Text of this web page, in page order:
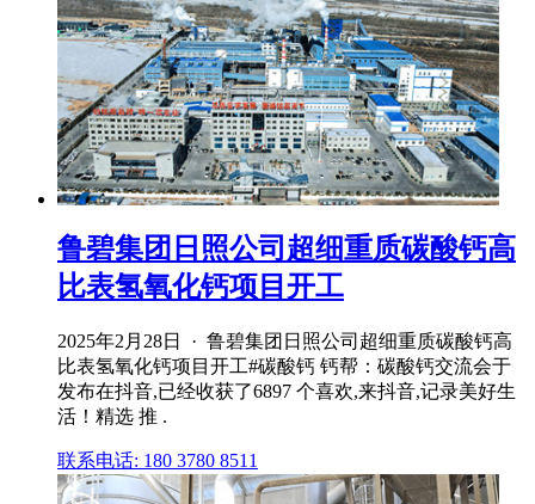
鲁碧集团日照公司超细重质碳酸钙高
比表氢氧化钙项目开工
2025年2月28日 · 鲁碧集团日照公司超细重质碳酸钙高
比表氢氧化钙项目开工#碳酸钙 钙帮：碳酸钙交流会于
发布在抖音,已经收获了6897 个喜欢,来抖音,记录美好生
活！精选 推 .
联系电话: 180 3780 8511